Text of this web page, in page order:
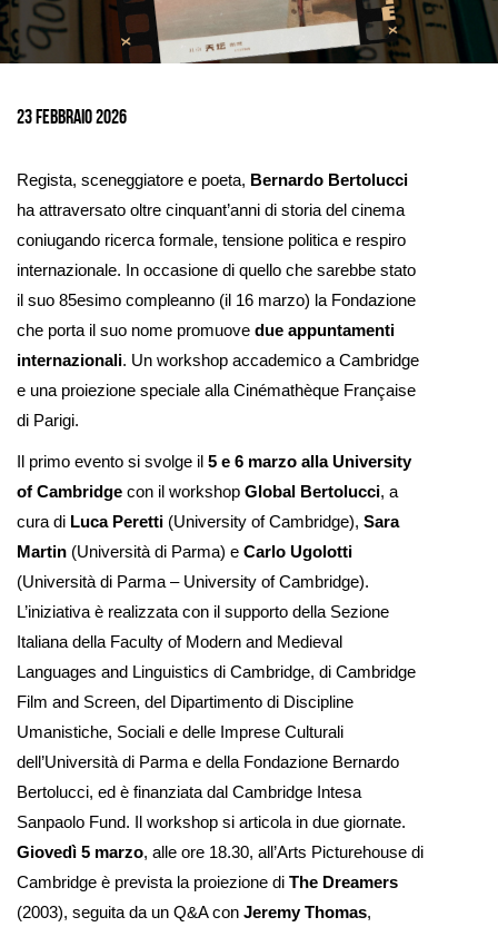
23 Febbraio 2026
Regista, sceneggiatore e poeta, Bernardo Bertolucci
ha attraversato oltre cinquant’anni di storia del cinema
coniugando ricerca formale, tensione politica e respiro
internazionale. In occasione di quello che sarebbe stato
il suo 85esimo compleanno (il 16 marzo) la Fondazione
che porta il suo nome promuove due appuntamenti
internazionali. Un workshop accademico a Cambridge
e una proiezione speciale alla Cinémathèque Française
di Parigi.
Il primo evento si svolge il 5 e 6 marzo alla University
of Cambridge con il workshop Global Bertolucci, a
cura di Luca Peretti (University of Cambridge), Sara
Martin (Università di Parma) e Carlo Ugolotti
(Università di Parma – University of Cambridge).
L’iniziativa è realizzata con il supporto della Sezione
Italiana della Faculty of Modern and Medieval
Languages and Linguistics di Cambridge, di Cambridge
Film and Screen, del Dipartimento di Discipline
Umanistiche, Sociali e delle Imprese Culturali
dell’Università di Parma e della Fondazione Bernardo
Bertolucci, ed è finanziata dal Cambridge Intesa
Sanpaolo Fund. Il workshop si articola in due giornate.
Giovedì 5 marzo, alle ore 18.30, all’Arts Picturehouse di
Cambridge è prevista la proiezione di The Dreamers
(2003), seguita da un Q&A con Jeremy Thomas,